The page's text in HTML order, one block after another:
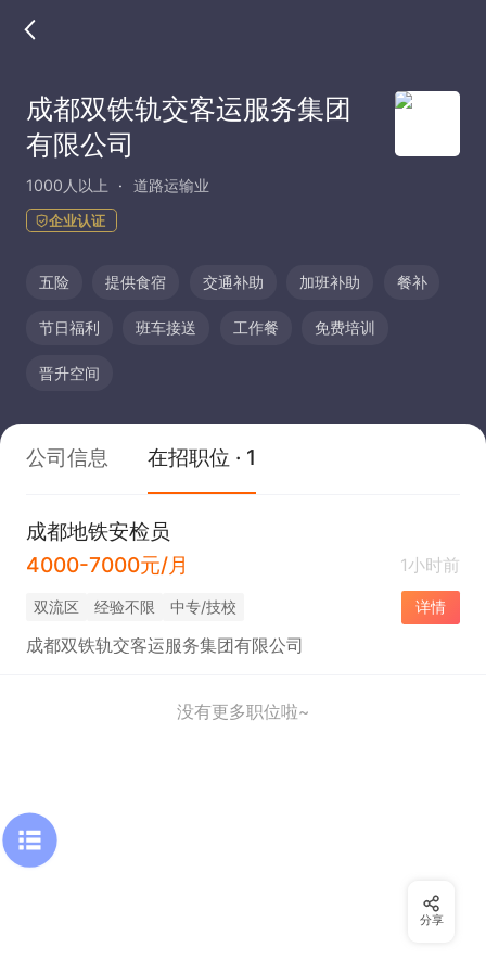
成都双铁轨交客运服务集团
有限公司
1000人以上 道路运输业
企业认证
五险 提供食宿 交通补助 加班补助 餐补
节日福利 班车接送 工作餐 免费培训
晋升空间
公司信息 在招职位 · 1
成都地铁安检员
4000-7000元/月
1小时前
双流区 经验不限 中专/技校 详情
成都双铁轨交客运服务集团有限公司
没有更多职位啦~
分享